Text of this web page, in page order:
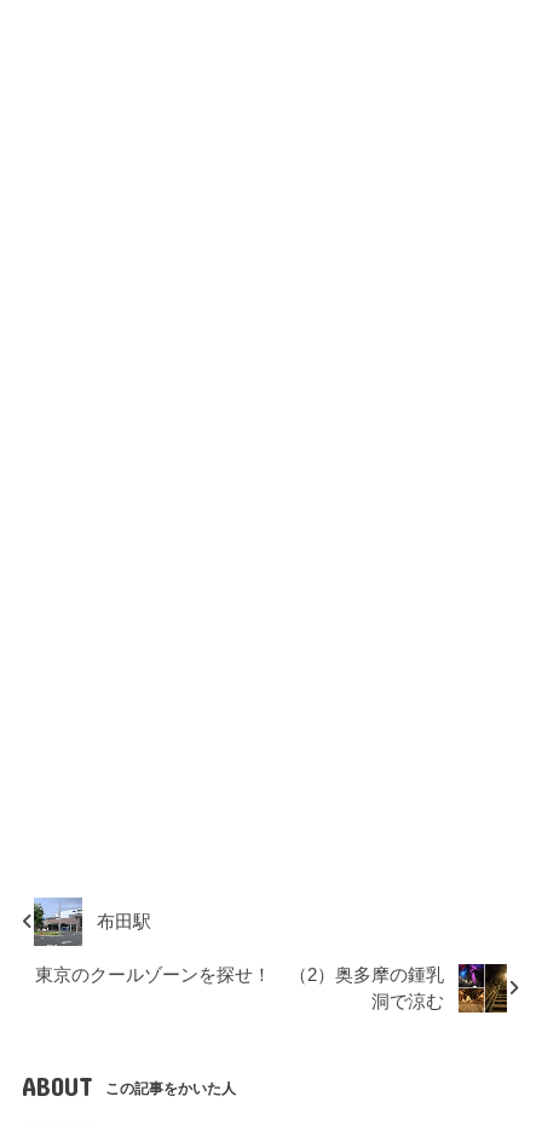
布田駅
東京のクールゾーンを探せ！ （2）奥多摩の鍾乳
洞で涼む
ABOUT この記事をかいた人